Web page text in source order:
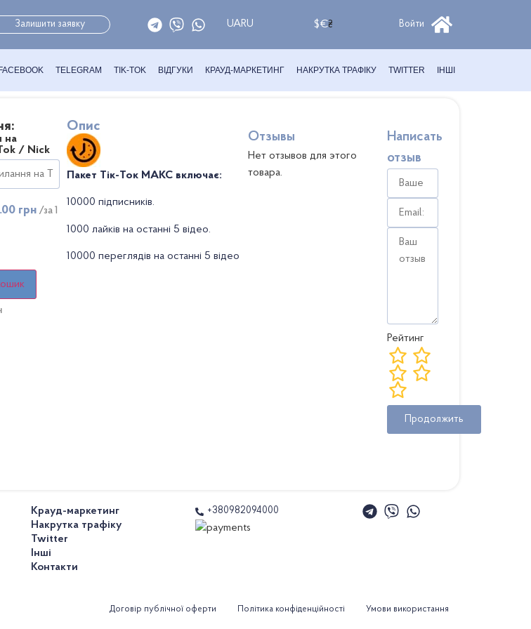
Залишити заявку UARU $€₴ Войти
FACEBOOK TELEGRAM TIK-TOK ВІДГУКИ КРАУД-МАРКЕТИНГ НАКРУТКА ТРАФІКУ TWITTER ІНШІ
на
/ Nick
грн/за 1
Опис
Пакет Тік-Ток МАКС включає:
10000 підписників.
1000 лайків на останні 5 відео.
10000 переглядів на останні 5 відео
Отзывы
Нет отзывов для этого
товара.
Написать
отзыв
Рейтинг
Продолжить
Крауд-маркетинг
Накрутка трафіку
Twitter
Інші
Контакти
+380982094000
Договір публічної оферти Політика конфіденційності Умови використання